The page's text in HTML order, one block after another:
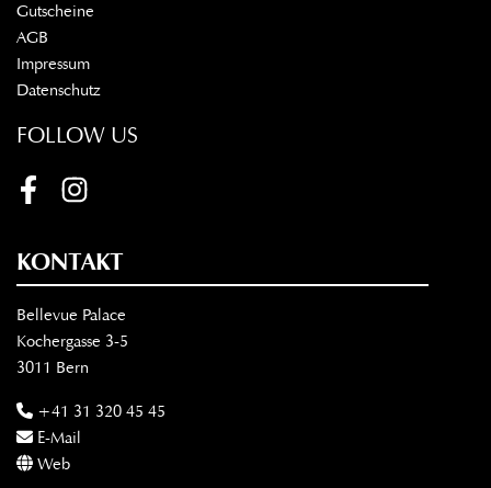
Gutscheine
AGB
Impressum
Datenschutz
FOLLOW US
FacebookInstagram
KONTAKT
Bellevue Palace
Kochergasse 3-5
3011 Bern
+41 31 320 45 45
E-Mail
Web